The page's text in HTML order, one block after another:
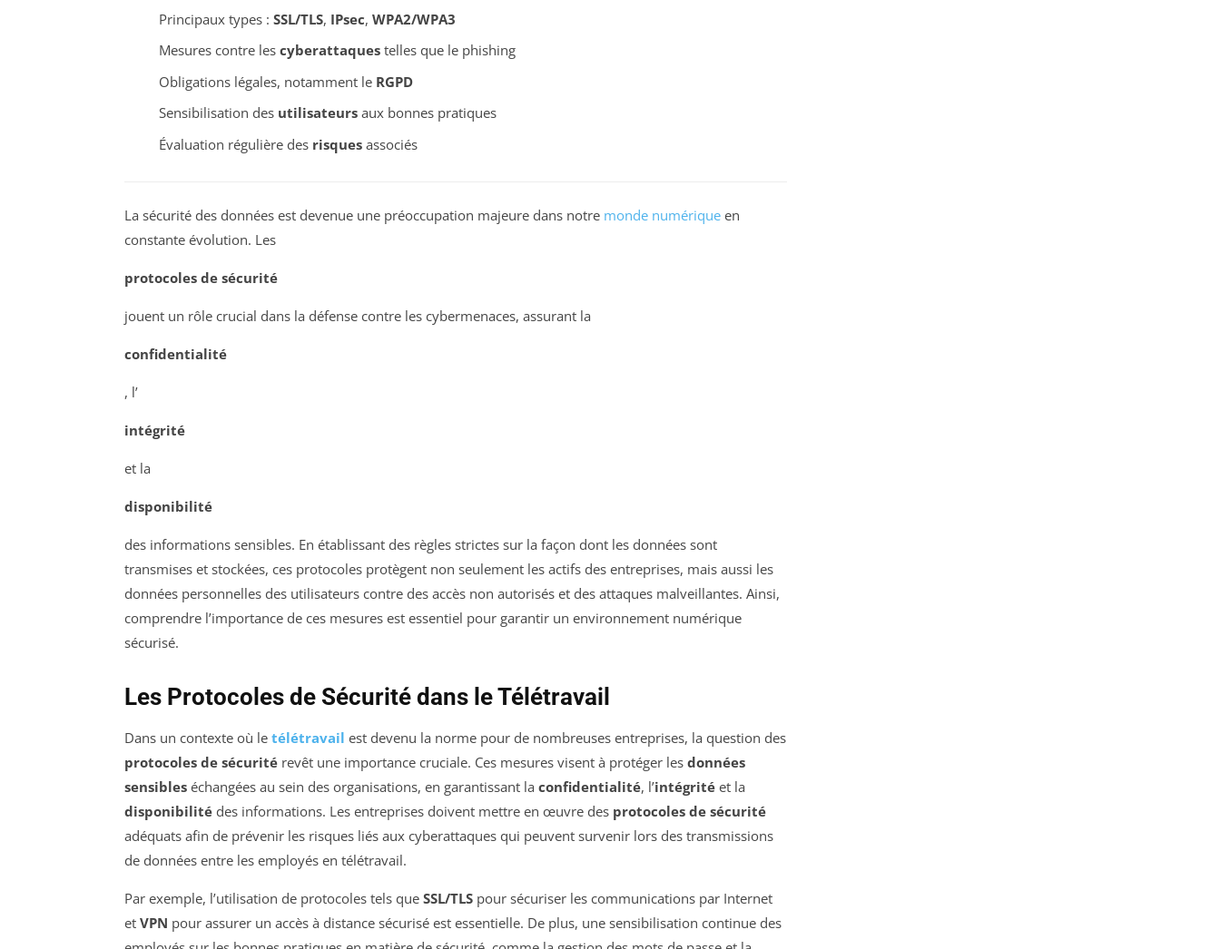
Principaux types : SSL/TLS, IPsec, WPA2/WPA3
Mesures contre les cyberattaquestelles que le phishing
Obligations légales, notamment le RGPD
Sensibilisation des utilisateursaux bonnes pratiques
Évaluation régulière des risquesassociés
La sécurité des données est devenue une préoccupation majeure dans notre monde numérique en
constante évolution. Les
protocoles de sécurité
jouent un rôle crucial dans la défense contre les cybermenaces, assurant la
confidentialité
, l’
intégrité
et la
disponibilité
des informations sensibles. En établissant des règles strictes sur la façon dont les données sont
transmises et stockées, ces protocoles protègent non seulement les actifs des entreprises, mais aussi les
données personnelles des utilisateurs contre des accès non autorisés et des attaques malveillantes. Ainsi,
comprendre l’importance de ces mesures est essentiel pour garantir un environnement numérique
sécurisé.
Les Protocoles de Sécurité dans le Télétravail
Dans un contexte où le télétravail est devenu la norme pour de nombreuses entreprises, la question des
protocoles de sécurité revêt une importance cruciale. Ces mesures visent à protéger les données
sensibles échangées au sein des organisations, en garantissant la confidentialité, l’intégrité et la
disponibilité des informations. Les entreprises doivent mettre en œuvre des protocoles de sécurité
adéquats afin de prévenir les risques liés aux cyberattaques qui peuvent survenir lors des transmissions
de données entre les employés en télétravail.
Par exemple, l’utilisation de protocoles tels que SSL/TLS pour sécuriser les communications par Internet
et VPN pour assurer un accès à distance sécurisé est essentielle. De plus, une sensibilisation continue des